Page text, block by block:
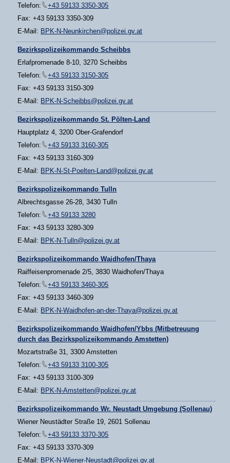
Telefon:
+43 59133 3350-305
Fax: +43 59133 3350-309
E-Mail: BPK-N-Neunkirchen@polizei.gv.at
Bezirkspolizeikommando Scheibbs
Erlafpromenade 8-10, 3270 Scheibbs
Telefon:
+43 59133 3150-305
Fax: +43 59133 3150-309
E-Mail: BPK-N-Scheibbs@polizei.gv.at
Bezirkspolizeikommando St. Pölten-Land
Hauptplatz 4, 3200 Ober-Grafendorf
Telefon:
+43 59133 3160-305
Fax: +43 59133 3160-309
E-Mail: BPK-N-St-Poelten-Land@polizei.gv.at
Bezirkspolizeikommando Tulln
Albrechtsgasse 26-28, 3430 Tulln
Telefon:
+43 59133 3280
Fax: +43 59133 3280-309
E-Mail: BPK-N-Tulln@polizei.gv.at
Bezirkspolizeikommando Waidhofen/Thaya
Raiffeisenpromenade 2/5, 3830 Waidhofen/Thaya
Telefon:
+43 59133 3460-305
Fax: +43 59133 3460-309
E-Mail: BPK-N-Waidhofen-an-der-Thaya@polizei.gv.at
Bezirkspolizeikommando Waidhofen/Ybbs (Mitbetreuung
durch das Bezirkspolizeikommando Amstetten)
Mozartstraße 31, 3300 Amstetten
Telefon:
+43 59133 3100-305
Fax: +43 59133 3100-309
E-Mail: BPK-N-Amstetten@polizei.gv.at
Bezirkspolizeikommando Wr. Neustadt Umgebung (Sollenau)
Wiener Neustädter Straße 19, 2601 Sollenau
Telefon:
+43 59133 3370-305
Fax: +43 59133 3370-309
E-Mail: BPK-N-Wiener-Neustadt@polizei.gv.at